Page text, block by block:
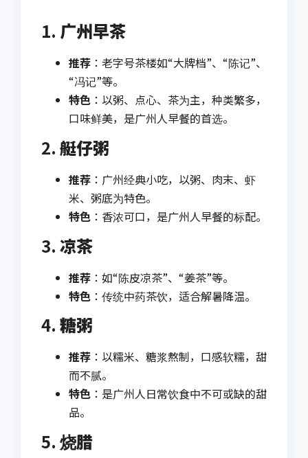
1. 广州早茶
推荐 ：老字号茶楼如“大牌档”、“陈记”、
“冯记”等。
特色 ：以粥、点心、茶为主，种类繁多，
口味鲜美，是广州人早餐的首选。
2. 艇仔粥
推荐 ：广州经典小吃，以粥、肉末、虾
米、粥底为特色。
特色 ：香浓可口，是广州人早餐的标配。
3. 凉茶
推荐 ：如“陈皮凉茶”、“姜茶”等。
特色 ：传统中药茶饮，适合解暑降温。
4. 糖粥
推荐 ：以糯米、糖浆熬制，口感软糯，甜
而不腻。
特色 ：是广州人日常饮食中不可或缺的甜
品。
5. 烧腊